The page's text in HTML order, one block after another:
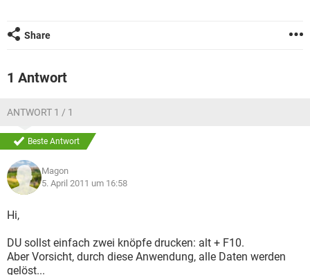
Share
1 Antwort
ANTWORT 1 / 1
Beste Antwort
Magon
5. April 2011 um 16:58
Hi,
DU sollst einfach zwei knöpfe drucken: alt + F10.
Aber Vorsicht, durch diese Anwendung, alle Daten werden
gelöst...